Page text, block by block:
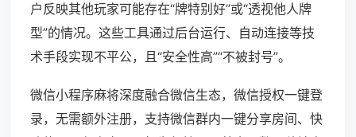
户反映其他玩家可能存在“牌特别好”或“透视他人牌
型”的情况。这些工具通过后台运行、自动连接等技
术手段实现不平公，且“安全性高”“不被封号”。
微信小程序麻将深度融合微信生态，微信授权一键登
录，无需额外注册，支持微信群内一键分享房间、快